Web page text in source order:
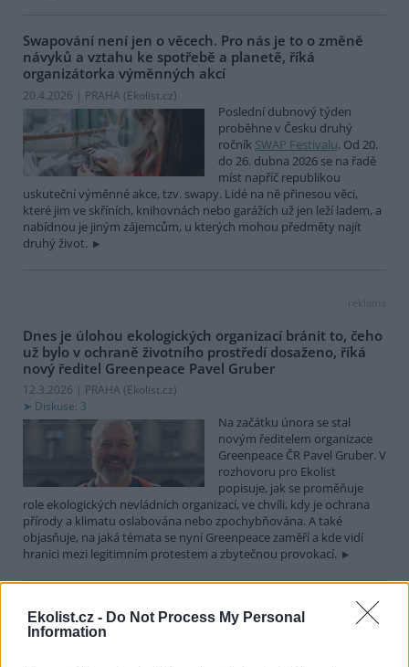
Ekolist.cz - Do Not Process My Personal
Information
Swapování není jen o věcech. Pro nás je to o změně
návyků a vztahu ke spotřebě a planetě, říká
organizátorka výměnných akcí
20.4.2026 | PRAHA (Ekolist.cz)
Poslední dubnový týden
proběhne v Česku druhý
ročník SWAP Festivalu. Od 20.
do 26. dubna 2026 se na řadě
míst napříč republikou
uskuteční výměnné akce, tzv. swapy. Lidé na ně přinesou věci,
které jim ve skříních, knihovnách nebo garážích už jen leží ladem, a
nabídnou je jiným zájemcům, u kterých mohou předměty najít
druhý život.
reklama
Dnes je úlohou ekologických organizací bránit to, čeho
už bylo v ochraně životního prostředí dosaženo, říká
nový ředitel Greenpeace Pavel Gruber
12.3.2026 | PRAHA (Ekolist.cz)
Diskuse: 3
Na začátku února se stal
novým ředitelem organizace
Greenpeace ČR Pavel Gruber. V
rozhovoru pro Ekolist
popisuje, jak se proměňuje
role ekologických nevládních organizací, ve chvíli, kdy je ochrana
přírody a klimatu oslabována nebo zpochybňována. A také
objasňuje, na jaká témata se nyní Greenpeace zaměří a kde vidí
hranici mezi legitimním protestem a zbytečnou provokací.
Martin Nawrath: I v případě environmentálního žalu
platí, že sdílená bolest je poloviční bolest